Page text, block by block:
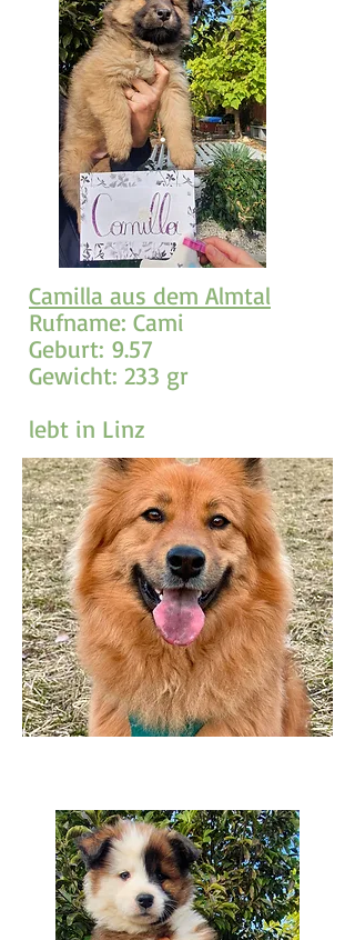
Camilla aus dem Almtal
Rufname: Cami
Geburt: 9.57
Gewicht: 233 gr
lebt in Linz